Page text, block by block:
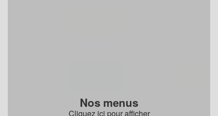
Nos menus
Cliquez ici pour afficher